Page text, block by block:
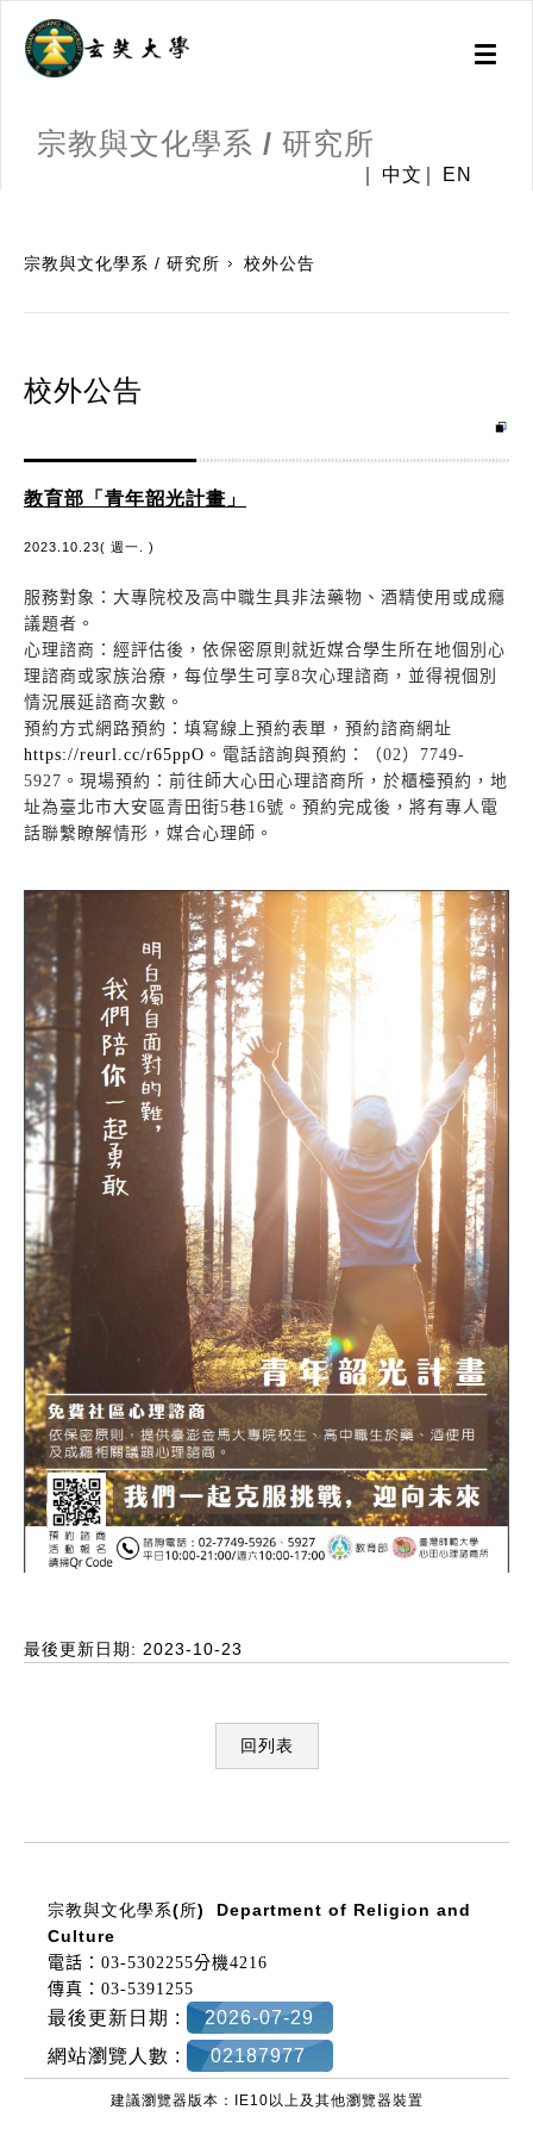
Toggle
宗教與文化學系 / 研究所
中文 EN
宗教與文化學系 / 研究所 校外公告
校外公告
教育部「青年韶光計畫」
2023.10.23( 週一. )
服務對象：大專院校及高中職生具非法藥物、酒精使用或成癮
議題者。
心理諮商：經評估後，依保密原則就近媒合學生所在地個別心
理諮商或家族治療，每位學生可享8次心理諮商，並得視個別
情況展延諮商次數。
預約方式網路預約：填寫線上預約表單，預約諮商網址
https://reurl.cc/r65ppO 。電話諮詢與預約：（02）7749-
5927。現場預約：前往師大心田心理諮商所，於櫃檯預約，地
址為臺北市大安區青田街5巷16號。預約完成後，將有專人電
話聯繫瞭解情形，媒合心理師。
最後更新日期: 2023-10-23
回列表
宗教與文化學系(所) Department of Religion and
Culture
電話：03-5302255分機4216
傳真：03-5391255
最後更新日期 :
2026-07-29
網站瀏覽人數 :
02187977
建議瀏覽器版本：IE10以上及其他瀏覽器裝置